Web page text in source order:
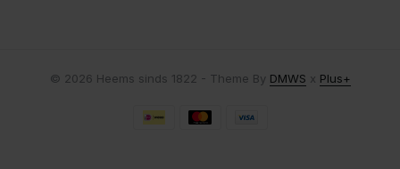
© 2026 Heems sinds 1822 - Theme By DMWS x Plus+